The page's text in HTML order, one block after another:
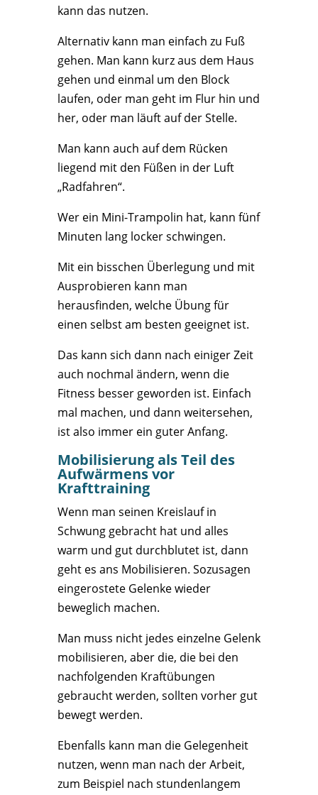
kann das nutzen.
Alternativ kann man einfach zu Fuß
gehen. Man kann kurz aus dem Haus
gehen und einmal um den Block
laufen, oder man geht im Flur hin und
her, oder man läuft auf der Stelle.
Man kann auch auf dem Rücken
liegend mit den Füßen in der Luft
„Radfahren“.
Wer ein Mini-Trampolin hat, kann fünf
Minuten lang locker schwingen.
Mit ein bisschen Überlegung und mit
Ausprobieren kann man
herausfinden, welche Übung für
einen selbst am besten geeignet ist.
Das kann sich dann nach einiger Zeit
auch nochmal ändern, wenn die
Fitness besser geworden ist. Einfach
mal machen, und dann weitersehen,
ist also immer ein guter Anfang.
Mobilisierung als Teil des
Aufwärmens vor
Krafttraining
Wenn man seinen Kreislauf in
Schwung gebracht hat und alles
warm und gut durchblutet ist, dann
geht es ans Mobilisieren. Sozusagen
eingerostete Gelenke wieder
beweglich machen.
Man muss nicht jedes einzelne Gelenk
mobilisieren, aber die, die bei den
nachfolgenden Kraftübungen
gebraucht werden, sollten vorher gut
bewegt werden.
Ebenfalls kann man die Gelegenheit
nutzen, wenn man nach der Arbeit,
zum Beispiel nach stundenlangem